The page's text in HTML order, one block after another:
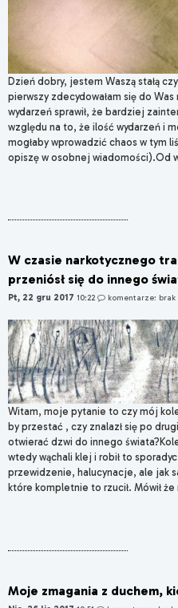
Dzień dobry, jestem Waszą stałą
pierwszy zdecydowałam się do
wydarzeń sprawił, że bardziej
względu na to, że ilość wydarzeń i
mogłaby wprowadzić chaos w tym
opiszę w osobnej wiadomości).Od
W czasie narkotycznego
przeniósł się do innego
Pt, 22 gru 2017 10:22 komentarze: brak
Witam, moje pytanie to czy mój
by przestać , czy znalazł się po
otwierać dzwi do innego
wtedy wąchali klej i robił to
przewidzenie, halucynacje, ale jak
które kompletnie to rzucił. Mówił
Moje zmagania z duchem,